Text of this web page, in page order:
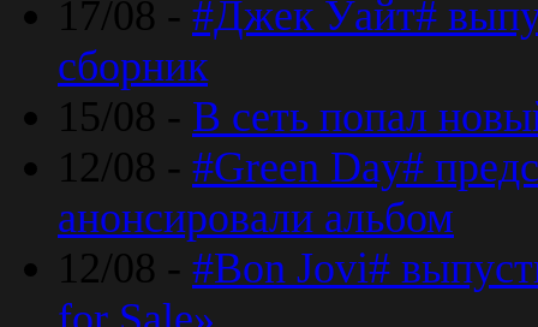
17/08 - #Джек Уайт#
сборник
15/08 - В сеть попал
12/08 - #Green Day#
анонсировали альбом
12/08 - #Bon Jovi#